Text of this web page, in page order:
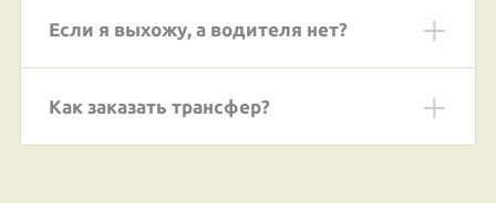
Если я выхожу, а водителя нет?
Как заказать трансфер?